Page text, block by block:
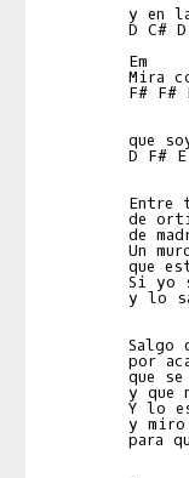
y en
D C#
Em
Mira
F# F#
que
D F#
Entre
de
de
Un
que
Si yo
y lo
Salgo
por
que
y que
Y lo
y
para